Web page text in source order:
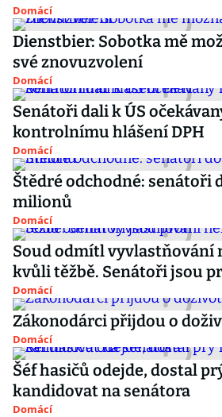
Domácí
Dienstbier: Sobotka mě
své znovuzvolení
Domácí
Senátoři dali k ÚS
kontrolnímu hlášení DPH
Domácí
Štědré odchodné: senátoři
milionů
Domácí
Soud odmítl vyvlastňování
kvůli těžbě. Senátoři jsou
Domácí
Zákonodárci přijdou o
Domácí
Šéf hasičů odejde, dostal
kandidovat na senátora
Domácí